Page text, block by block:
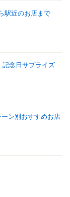
駅近のお店まで
記念日サプライズ
ン別おすすめお店